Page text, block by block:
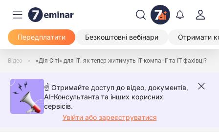
Передплатити Безкоштовні вебінари Отримати
Відео «Дія Сіті» для ІТ: як тепер житимуть ІТ-компанії та ІТ-фахівці?
☝️ Отримайте доступ до відео, документів,
AI-Консультанта та інших корисних
сервісів.
Увійти або зареєструватися